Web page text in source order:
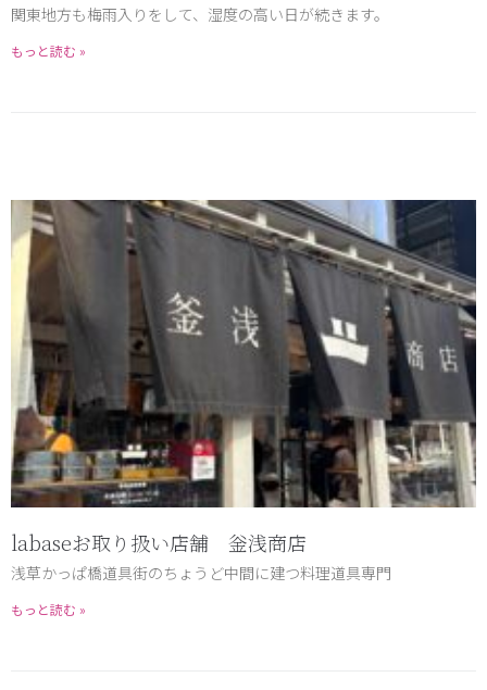
関東地方も梅雨入りをして、湿度の高い日が続きます。
もっと読む »
labaseお取り扱い店舗 釡浅商店
浅草かっぱ橋道具街のちょうど中間に建つ料理道具専門
もっと読む »